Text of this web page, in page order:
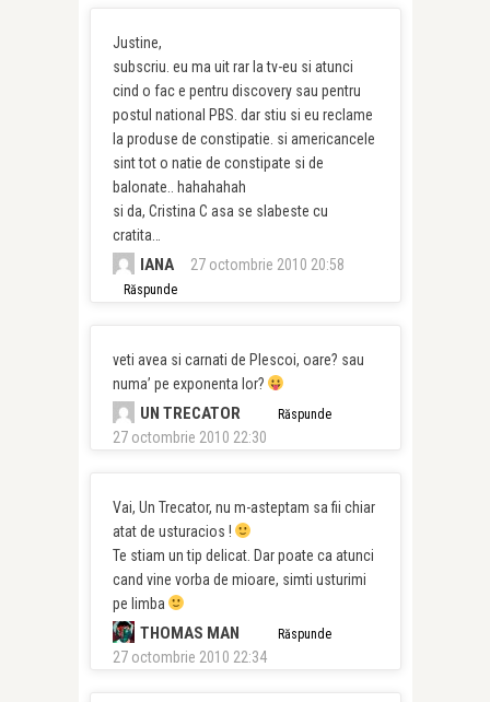
Justine,
subscriu. eu ma uit rar la tv-eu si atunci
cind o fac e pentru discovery sau pentru
postul national PBS. dar stiu si eu reclame
la produse de constipatie. si americancele
sint tot o natie de constipate si de
balonate.. hahahahah
si da, Cristina C asa se slabeste cu
cratita…
IANA 27 octombrie 2010 20:58
Răspunde
veti avea si carnati de Plescoi, oare? sau
numa’ pe exponenta lor?
UN TRECATOR
27 octombrie 2010 22:30
Răspunde
Vai, Un Trecator, nu m-asteptam sa fii chiar
atat de usturacios !
Te stiam un tip delicat. Dar poate ca atunci
cand vine vorba de mioare, simti usturimi
pe limba
THOMAS MAN
27 octombrie 2010 22:34
Răspunde